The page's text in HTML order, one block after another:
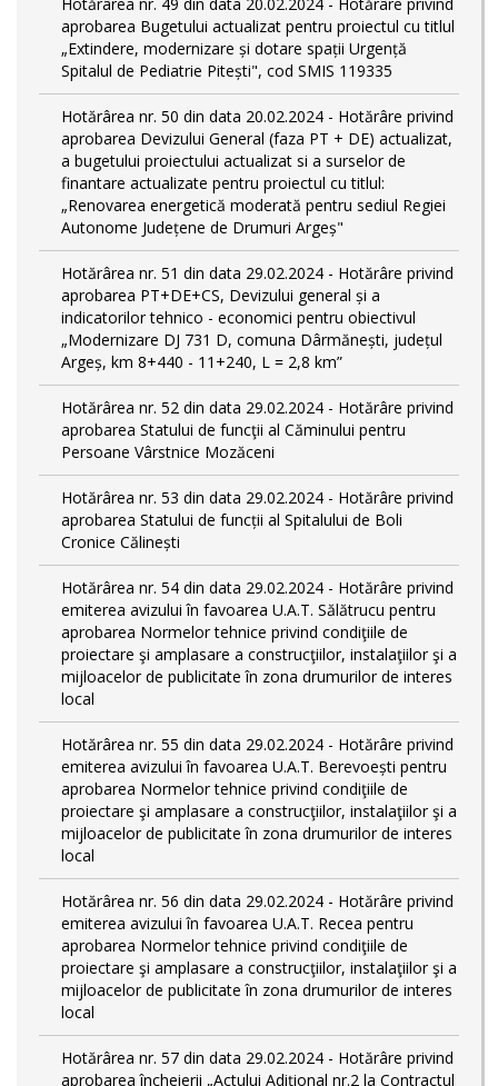
aprobarea Bugetului actualizat pentru proiectul cu titlul
„Extindere, modernizare și dotare spații Urgență
Spitalul de Pediatrie Pitești", cod SMIS 119335
Hotărârea nr. 50 din data 20.02.2024 - Hotărâre privind
aprobarea Devizului General (faza PT + DE) actualizat,
a bugetului proiectului actualizat si a surselor de
finantare actualizate pentru proiectul cu titlul:
„Renovarea energetică moderată pentru sediul Regiei
Autonome Județene de Drumuri Argeș"
Hotărârea nr. 51 din data 29.02.2024 - Hotărâre privind
aprobarea PT+DE+CS, Devizului general și a
indicatorilor tehnico - economici pentru obiectivul
„Modernizare DJ 731 D, comuna Dârmănești, județul
Argeș, km 8+440 - 11+240, L = 2,8 km”
Hotărârea nr. 52 din data 29.02.2024 - Hotărâre privind
aprobarea Statului de funcţii al Căminului pentru
Persoane Vârstnice Mozăceni
Hotărârea nr. 53 din data 29.02.2024 - Hotărâre privind
aprobarea Statului de funcții al Spitalului de Boli
Cronice Călinești
Hotărârea nr. 54 din data 29.02.2024 - Hotărâre privind
emiterea avizului în favoarea U.A.T. Sălătrucu pentru
aprobarea Normelor tehnice privind condiţiile de
proiectare şi amplasare a construcţiilor, instalaţiilor şi a
mijloacelor de publicitate în zona drumurilor de interes
local
Hotărârea nr. 55 din data 29.02.2024 - Hotărâre privind
emiterea avizului în favoarea U.A.T. Berevoești pentru
aprobarea Normelor tehnice privind condiţiile de
proiectare şi amplasare a construcţiilor, instalaţiilor şi a
mijloacelor de publicitate în zona drumurilor de interes
local
Hotărârea nr. 56 din data 29.02.2024 - Hotărâre privind
emiterea avizului în favoarea U.A.T. Recea pentru
aprobarea Normelor tehnice privind condiţiile de
proiectare şi amplasare a construcţiilor, instalaţiilor şi a
mijloacelor de publicitate în zona drumurilor de interes
local
Hotărârea nr. 57 din data 29.02.2024 - Hotărâre privind
aprobarea încheierii „Actului Adițional nr.2 la Contractul